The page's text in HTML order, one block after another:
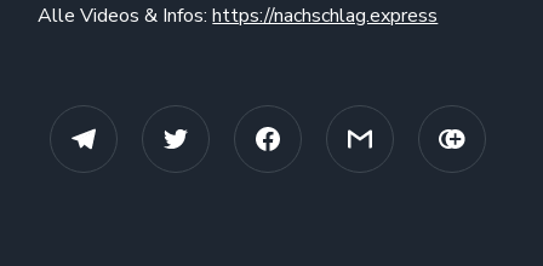
Alle Videos & Infos:https://nachschlag.express